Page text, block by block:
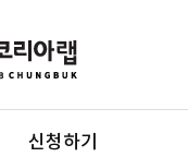
신청하기